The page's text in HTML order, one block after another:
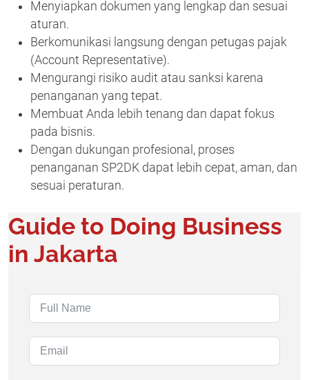
Menyiapkan dokumen yang lengkap dan sesuai
aturan.
Berkomunikasi langsung dengan petugas pajak
(Account Representative).
Mengurangi risiko audit atau sanksi karena
penanganan yang tepat.
Membuat Anda lebih tenang dan dapat fokus
pada bisnis.
Dengan dukungan profesional, proses
penanganan SP2DK dapat lebih cepat, aman, dan
sesuai peraturan.
Guide to Doing Business
in Jakarta